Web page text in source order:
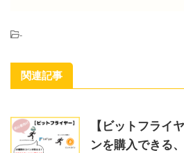
-
関連記事
【ビットフライ
ンを購入できる